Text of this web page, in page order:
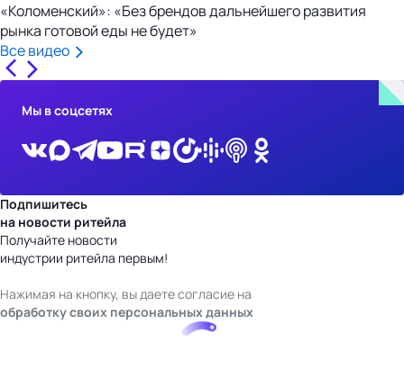
«Коломенский»: «Без брендов дальнейшего развития
рынка готовой еды не будет»
Все видео
Мы в соцсетях
Подпишитесь
на новости ритейла
Получайте новости
индустрии ритейла первым!
Нажимая на кнопку, вы даете согласие на
обработку своих персональных данных